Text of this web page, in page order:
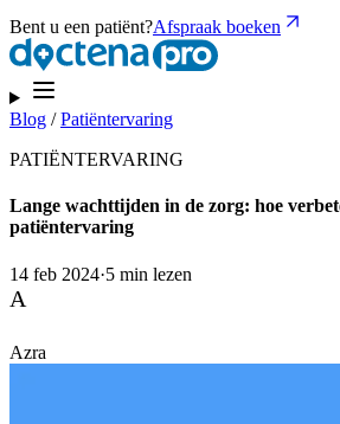
Bent u een patiënt?Afspraak boeken
Blog /Patiëntervaring
PATIËNTERVARING
Lange wachttijden in de zorg: hoe
patiëntervaring
14 feb 2024·5 min lezen
A
Azra